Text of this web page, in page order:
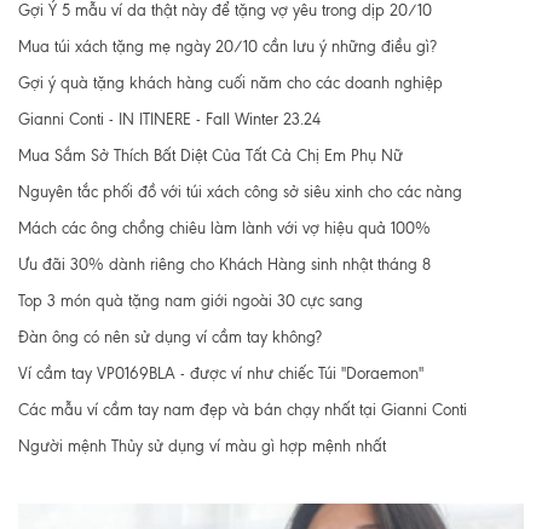
Gợi Ý 5 mẫu ví da thật này để tặng vợ yêu trong dịp 20/10
Mua túi xách tặng mẹ ngày 20/10 cần lưu ý những điều gì?
Gợi ý quà tặng khách hàng cuối năm cho các doanh nghiệp
Gianni Conti - IN ITINERE - Fall Winter 23.24
Mua Sắm Sở Thích Bất Diệt Của Tất Cả Chị Em Phụ Nữ
Nguyên tắc phối đồ với túi xách công sở siêu xinh cho các nàng
Mách các ông chồng chiêu làm lành với vợ hiệu quả 100%
Ưu đãi 30% dành riêng cho Khách Hàng sinh nhật tháng 8
Top 3 món quà tặng nam giới ngoài 30 cực sang
Đàn ông có nên sử dụng ví cầm tay không?
Ví cầm tay VP0169BLA - được ví như chiếc Túi "Doraemon"
Các mẫu ví cầm tay nam đẹp và bán chạy nhất tại Gianni Conti
Người mệnh Thủy sử dụng ví màu gì hợp mệnh nhất